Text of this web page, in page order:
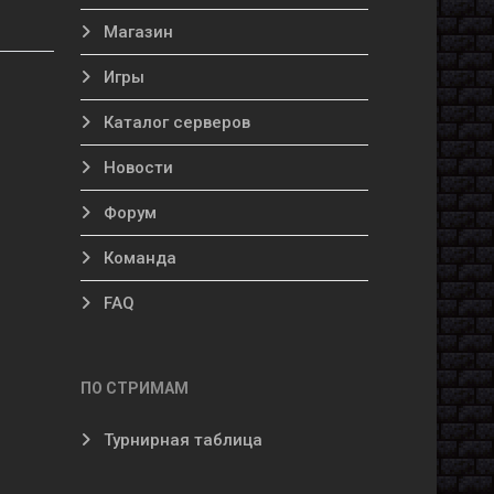
Магазин
Игры
Каталог серверов
Новости
Форум
Команда
FAQ
ПО СТРИМАМ
Турнирная таблица